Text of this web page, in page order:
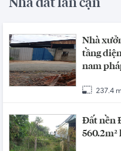
Nhà đất lân cận
Nhà
tầng
nam
237.4
Đất nền
560.2m²